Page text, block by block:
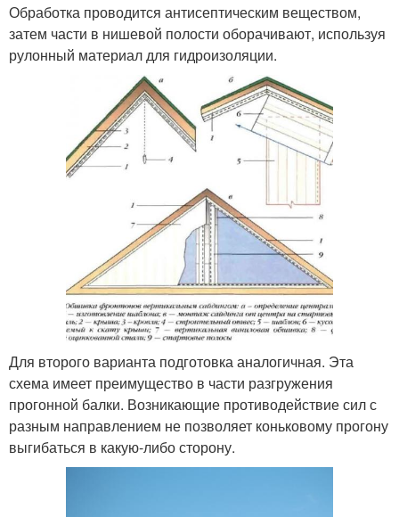
Обработка проводится антисептическим веществом,
затем части в нишевой полости оборачивают, используя
рулонный материал для гидроизоляции.
Для второго варианта подготовка аналогичная. Эта
схема имеет преимущество в части разгружения
прогонной балки. Возникающие противодействие сил с
разным направлением не позволяет коньковому прогону
выгибаться в какую-либо сторону.